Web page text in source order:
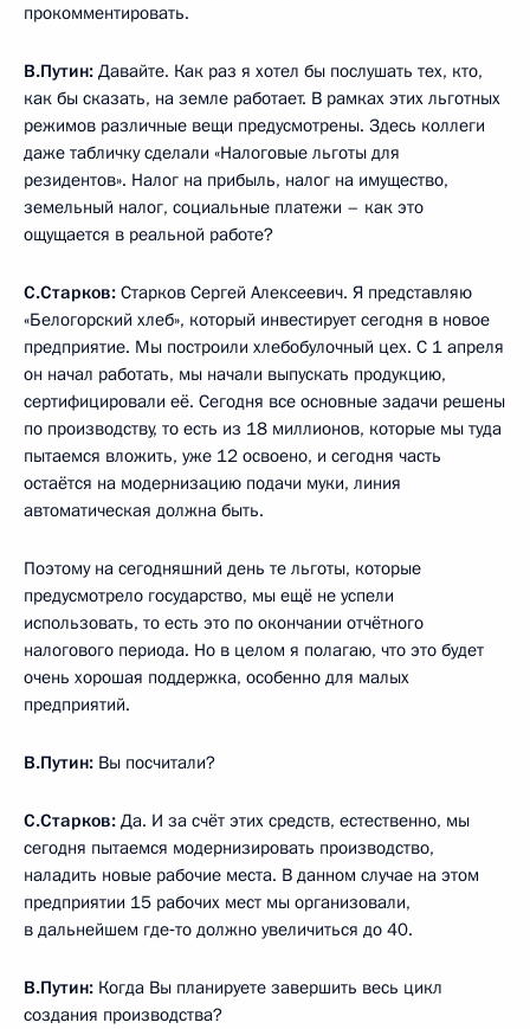
прокомментировать.
В.Путин: Давайте. Как раз я хотел бы послушать тех, кто,
как бы сказать, на земле работает. В рамках этих льготных
режимов различные вещи предусмотрены. Здесь коллеги
даже табличку сделали «Налоговые льготы для
резидентов». Налог на прибыль, налог на имущество,
земельный налог, социальные платежи – как это
ощущается в реальной работе?
С.Старков: Старков Сергей Алексеевич. Я представляю
«Белогорский хлеб», который инвестирует сегодня в новое
предприятие. Мы построили хлебобулочный цех. С 1 апреля
он начал работать, мы начали выпускать продукцию,
сертифицировали её. Сегодня все основные задачи решены
по производству, то есть из 18 миллионов, которые мы туда
пытаемся вложить, уже 12 освоено, и сегодня часть
остаётся на модернизацию подачи муки, линия
автоматическая должна быть.
Поэтому на сегодняшний день те льготы, которые
предусмотрело государство, мы ещё не успели
использовать, то есть это по окончании отчётного
налогового периода. Но в целом я полагаю, что это будет
очень хорошая поддержка, особенно для малых
предприятий.
В.Путин: Вы посчитали?
С.Старков: Да. И за счёт этих средств, естественно, мы
сегодня пытаемся модернизировать производство,
наладить новые рабочие места. В данном случае на этом
предприятии 15 рабочих мест мы организовали,
в дальнейшем где‑то должно увеличиться до 40.
В.Путин: Когда Вы планируете завершить весь цикл
создания производства?